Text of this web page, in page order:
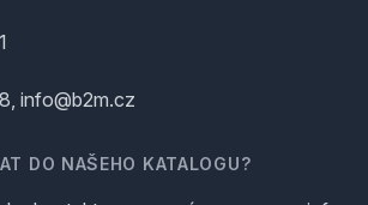
info@b2m.cz
DO NAŠEHO KATALOGU?